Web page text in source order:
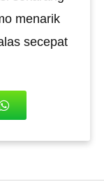
menarik
secepat